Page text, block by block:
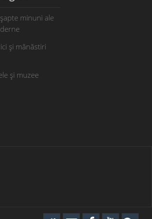
minuni ale
și mănăstiri
și muzee